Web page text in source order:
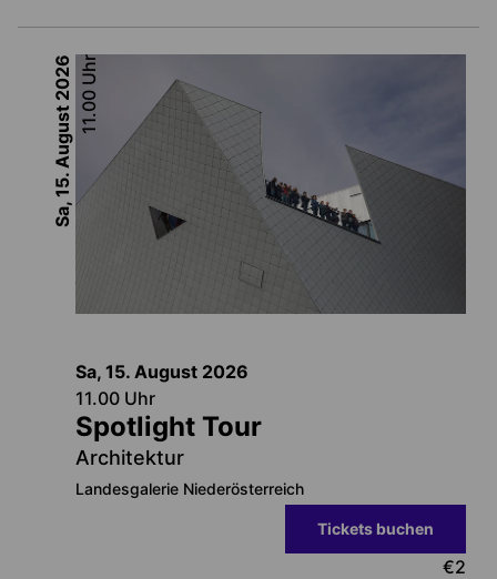
Sa, 15. August
2026
11.00
Uhr
Sa, 15. August 2026
11.00 Uhr
Spotlight Tour
Architektur
Landesgalerie Niederösterreich
Tickets buchen
€2